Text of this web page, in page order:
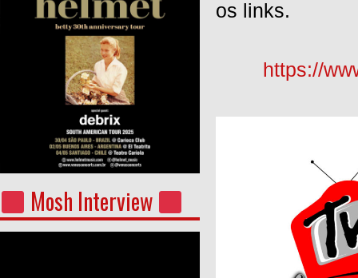
Mosh Interview
os links.
https://